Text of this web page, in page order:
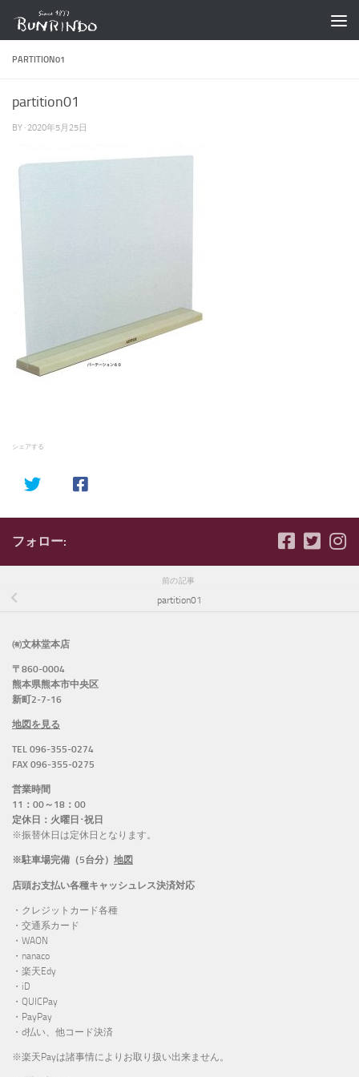
コンテンツへスキップ
PARTITION01
partition01
BY · 2020年5月25日
シェアする
フォロー:
前の記事
partition01
㈲文林堂本店
〒860-0004
熊本県熊本市中央区
新町2-7-16
地図を見る
TEL 096-355-0274
FAX 096-355-0275
営業時間
11：00～18：00
定休日：火曜日･祝日
※振替休日は定休日となります。
※駐車場完備（5台分） 地図
店頭お支払い各種キャッシュレス決済対応
・クレジットカード各種
・交通系カード
・WAON
・nanaco
・楽天Edy
・iD
・QUICPay
・PayPay
・d払い、他コード決済
※楽天Payは諸事情によりお取り扱い出来ません。